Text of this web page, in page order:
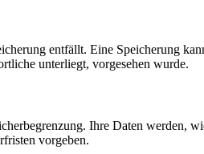
entfällt. Eine Speicherung
unterliegt, vorgesehen wurde.
Ihre Daten werden,
vorgeben.